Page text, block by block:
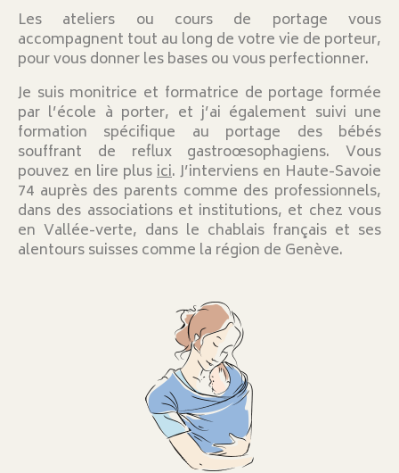
Les ateliers ou cours de portage vous
accompagnent tout au long de votre vie de porteur,
pour vous donner les bases ou vous perfectionner.
Je suis monitrice et formatrice de portage formée
par l’école à porter, et j’ai également suivi une
formation spécifique au portage des bébés
souffrant de reflux gastroœsophagiens. Vous
pouvez en lire plusici. J’interviens en Haute-Savoie
74 auprès des parents comme des professionnels,
dans des associations et institutions, et chez vous
en Vallée-verte, dans le chablais français et ses
alentours suisses comme la région de Genève.